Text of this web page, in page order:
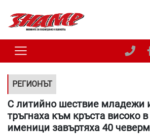
РЕГИОНЪТ
С литийно шествие младежи
тръгнаха към кръста високо в
именици завъртяха 40